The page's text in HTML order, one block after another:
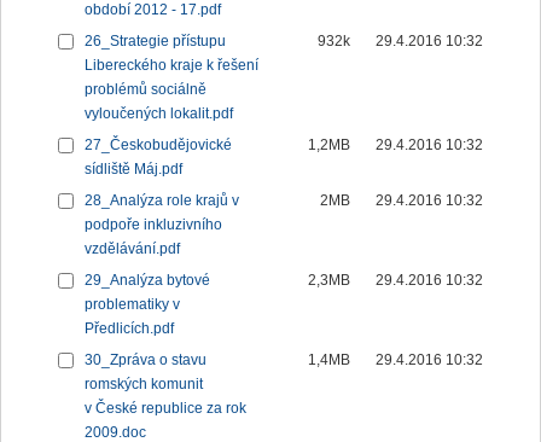
období 2012 - 17.pdf
26_Strategie přístupu
Libereckého kraje k řešení
problémů sociálně
vyloučených lokalit.pdf
932k 29.4.2016 10:32
27_Českobudějovické
sídliště Máj.pdf
1,2MB 29.4.2016 10:32
28_Analýza role krajů v
podpoře inkluzivního
vzdělávání.pdf
2MB 29.4.2016 10:32
29_Analýza bytové
problematiky v
Předlicích.pdf
2,3MB 29.4.2016 10:32
30_Zpráva o stavu
romských komunit
v České republice za rok
2009.doc
1,4MB 29.4.2016 10:32